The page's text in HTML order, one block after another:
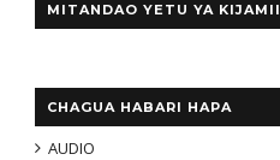
MITANDAO YETU YA KIJAMII
CHAGUA HABARI HAPA
AUDIO